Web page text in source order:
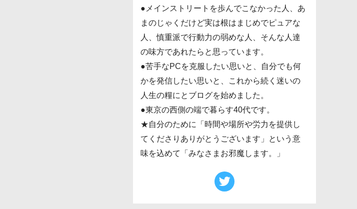
●メインストリートを歩んでこなかった人、あ
まのじゃくだけど実は根はまじめでピュアな
人、慎重派で行動力の弱めな人、そんな人達
の味方であれたらと思っています。
●苦手なPCを克服したい思いと、自分でも何
かを発信したい思いと、これから続く迷いの
人生の糧にとブログを始めました。
●東京の西側の端で暮らす40代です。
★自分のために「時間や場所や労力を提供し
てくださりありがとうございます」という意
味を込めて「みなさまお邪魔します。」